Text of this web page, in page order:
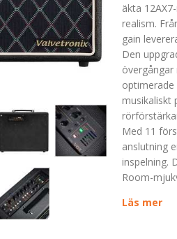
äkta
realism.
gain
Den
optimerade
musikaliskt
Med 11
anslutning
inspelning.
Room-
Läs mer